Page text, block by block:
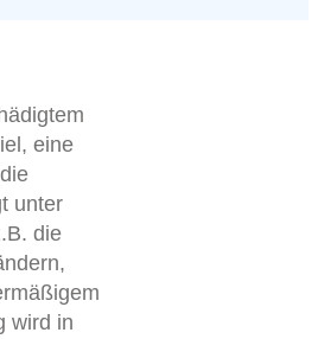
eine
unter
die
wird in